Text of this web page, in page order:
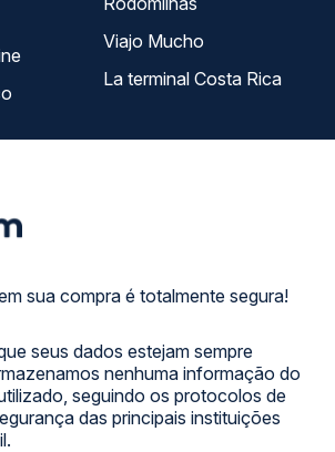
sua compra é totalmente segura!
seus dados estejam sempre
nenhuma informação do
seguindo os protocolos de
das principais instituições
Online
Viajo Mucho
La terminal Costa Rica